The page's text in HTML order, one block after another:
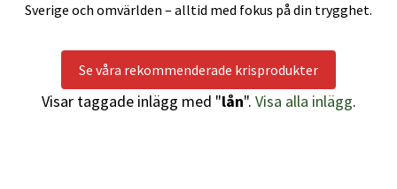
Sverige och omvärlden – alltid med fokus på din trygghet.
Se våra rekommenderade krisprodukter
Visar taggade inlägg med "lån". Visa alla inlägg.